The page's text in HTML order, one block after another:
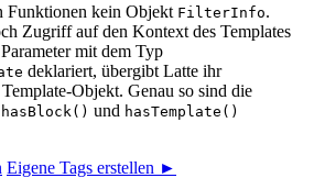
Funktionen kein Objekt FilterInfo.
Zugriff auf den Kontext des Templates
mit dem Typ
deklariert, übergibt Latte ihr
Objekt. Genau so sind die
hasBlock() und hasTemplate()
Eigene Tags erstellen ►